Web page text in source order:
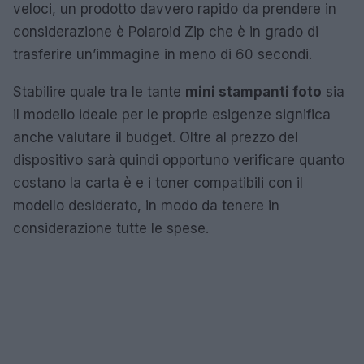
veloci, un prodotto davvero rapido da prendere in
considerazione è Polaroid Zip che è in grado di
trasferire un’immagine in meno di 60 secondi.
Stabilire quale tra le tante mini stampanti foto sia
il modello ideale per le proprie esigenze significa
anche valutare il budget. Oltre al prezzo del
dispositivo sarà quindi opportuno verificare quanto
costano la carta è e i toner compatibili con il
modello desiderato, in modo da tenere in
considerazione tutte le spese.